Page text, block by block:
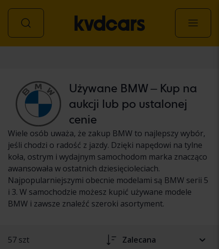
Używane BMW – Kup na
aukcji lub po ustalonej
cenie
Wiele osób uważa, że zakup BMW to najlepszy wybór,
jeśli chodzi o radość z jazdy. Dzięki napędowi na tylne
koła, ostrym i wydajnym samochodom marka znacząco
awansowała w ostatnich dziesięcioleciach.
Najpopularniejszymi obecnie modelami są BMW serii 5
i 3. W samochodzie możesz kupić używane modele
BMW i zawsze znaleźć szeroki asortyment.
57 szt Zalecana